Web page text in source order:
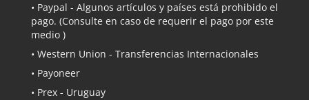
• Paypal - Algunos artículos y países está prohibido el
pago. (Consulte en caso de requerir el pago por este
medio )
• Western Union - Transferencias Internacionales
• Payoneer
• Prex - Uruguay